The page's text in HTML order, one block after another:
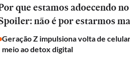
que estamos adoecendo
não é por estarmos
Geração Z impulsiona volta de
meio ao detox digital